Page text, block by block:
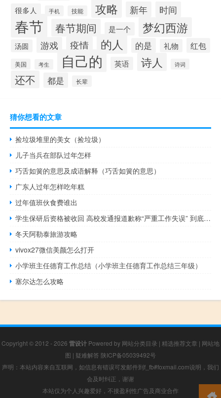
很多人 手机 技能 攻略 新年 时间
春节 春节期间 是一个 梦幻西游
汤圆 游戏 疫情 的人 的是 礼物 红包
美国 考生 自己的 英语 诗人 诗词
还不 都是 长辈
猜你想看的文章
捡垃圾堆里的美女（捡垃圾）
儿子当兵在部队过年怎样
巧舌如簧的意思及成语解释（巧舌如簧的意思）
广东人过年怎样吃年糕
过年值班伙食费谁出
学生保研后资格被收回 高校发通报道歉称“严重工作失误” 到底什么情况呢
冬天阿勒泰旅游攻略
vivox27微信美颜怎么打开
小学班主任德育工作总结（小学班主任德育工作总结三年级）
塞尔达怎么攻略
Copyright © 2012 - 2026 雷设计 Powered by 网站分类目录 | 精选推荐文章 | 网站地
图 | 疑难解答 陕ICP备05039492号
声明：本站内容来自互联网，如信息有错误可发邮件到f_fb#foxmail.com说明，我们
会及时纠正，谢谢
本站仅为个人兴趣爱好，不接盈利性广告及商业合作